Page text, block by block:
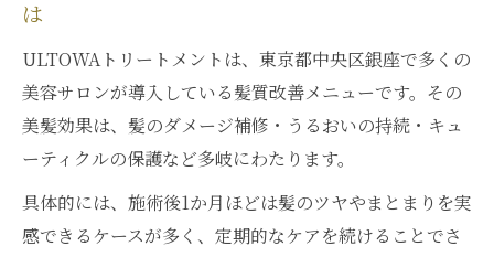
は
ULTOWAトリートメントは、東京都中央区銀座で多くの
美容サロンが導入している髪質改善メニューです。その
美髪効果は、髪のダメージ補修・うるおいの持続・キュ
ーティクルの保護など多岐にわたります。
具体的には、施術後1か月ほどは髪のツヤやまとまりを実
感できるケースが多く、定期的なケアを続けることでさ